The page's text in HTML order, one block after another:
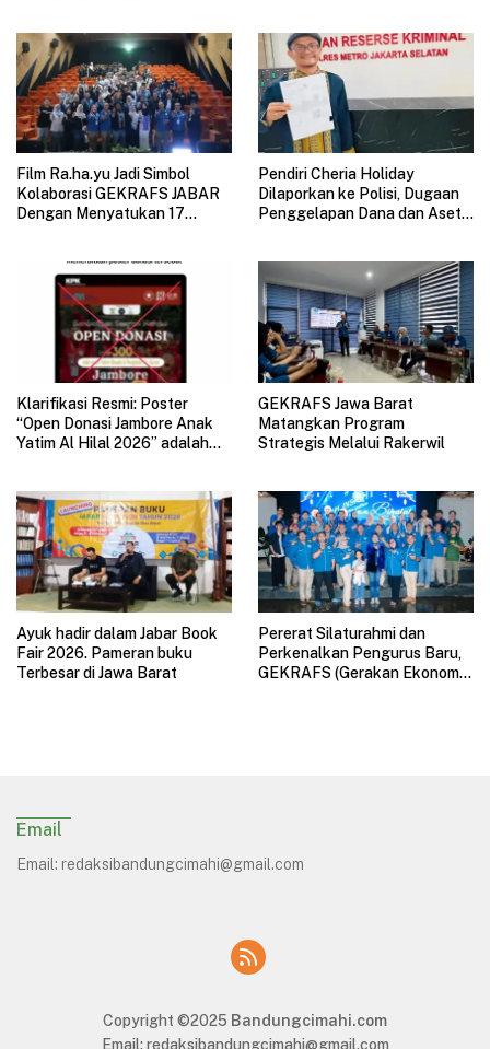
Film Ra.ha.yu Jadi Simbol
Kolaborasi GEKRAFS JABAR
Dengan Menyatukan 17
Pendiri Cheria Holiday
Dilaporkan ke Polisi, Dugaan
Penggelapan Dana dan Aset
Klarifikasi Resmi: Poster
“Open Donasi Jambore Anak
Yatim Al Hilal 2026” adalah
GEKRAFS Jawa Barat
Matangkan Program
Strategis Melalui Rakerwil
Ayuk hadir dalam Jabar Book
Fair 2026. Pameran buku
Terbesar di Jawa Barat
Pererat Silaturahmi dan
Perkenalkan Pengurus Baru,
GEKRAFS (Gerakan Ekonomi
Email
Email: redaksibandungcimahi@gmail.com
Copyright ©2025 Bandungcimahi.com
Email: redaksibandungcimahi@gmail.com